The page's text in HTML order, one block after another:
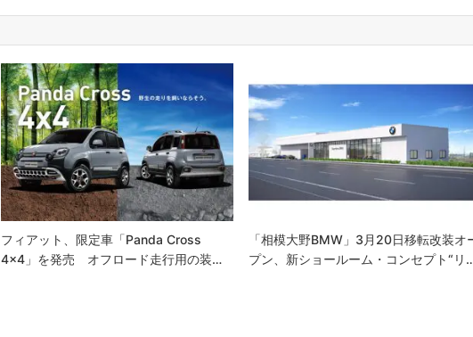
フィアット、限定車「Panda Cross
4×4」を発売 オフロード走行用の装…
「相模大野BMW」3月20日移転改装オ
プン、新ショールーム・コンセプト“リ